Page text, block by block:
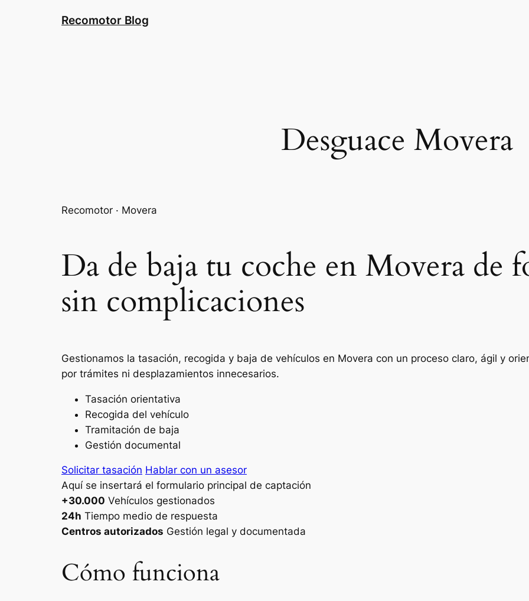
Recomotor Blog
Desguace Movera
Recomotor · Movera
Da de baja tu coche en Movera de
sin complicaciones
Gestionamos la tasación, recogida y baja de vehículos en Movera con un proceso claro, ágil y
por trámites ni desplazamientos innecesarios.
Tasación orientativa
Recogida del vehículo
Tramitación de baja
Gestión documental
Solicitar tasación Hablar con un asesor
Aquí se insertará el formulario principal de captación
+30.000 Vehículos gestionados
24h Tiempo medio de respuesta
Centros autorizados Gestión legal y documentada
Cómo funciona